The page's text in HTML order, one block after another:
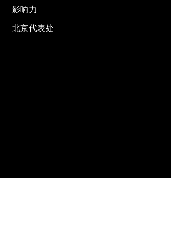
影响力
北京代表处